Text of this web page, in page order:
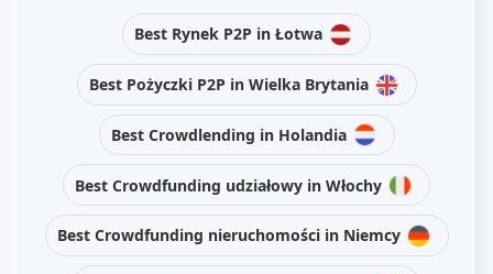
Best Rynek P2P in Łotwa
Best Pożyczki P2P in Wielka Brytania
Best Crowdlending in Holandia
Best Crowdfunding udziałowy in Włochy
Best Crowdfunding nieruchomości in Niemcy